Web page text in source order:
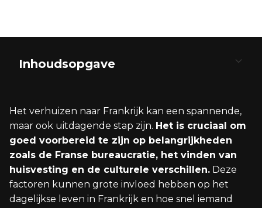
Inhoudsopgave
Het Kiezen van een Internationaal
Verhuisbedrijf
Visum en Verblijfsvergunning Regelen
Regelgeving en Documentatie
Inschrijven bij het Gemeentehuis
De Franse Zorgverzekering en Carte Vitale
Belastingzaken Regelen
Cultuur en Lokale Gewoontes Begrijpen
Integratie in de Franse Samenleving
Wonen en Natuur in Frankrijk
Werk vinden als Buitenlander
Een Bedrijf Starten in Frankrijk
Schoolsysteem
Hoger Onderwijs en Universiteiten
Diensten en Voorzieningen
Omgang met Lokale Overheden
Wonen in Frankrijk als EU-Burger
Europese Regulering en Wetgeving
Het verhuizen naar Frankrijk kan een spannende,
maar ook uitdagende stap zijn. Het is cruciaal om
goed voorbereid te zijn op belangrijkheden
zoals de Franse bureaucratie, het vinden van
huisvesting en de culturele verschillen. Deze
factoren kunnen grote invloed hebben op het
dagelijkse leven in Frankrijk en hoe snel iemand